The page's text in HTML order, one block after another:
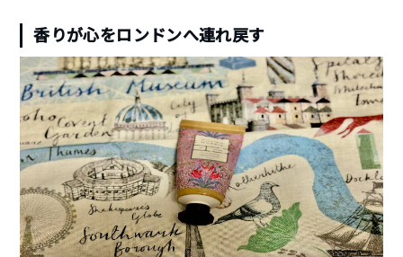
香りが心をロンドンへ連れ戻す